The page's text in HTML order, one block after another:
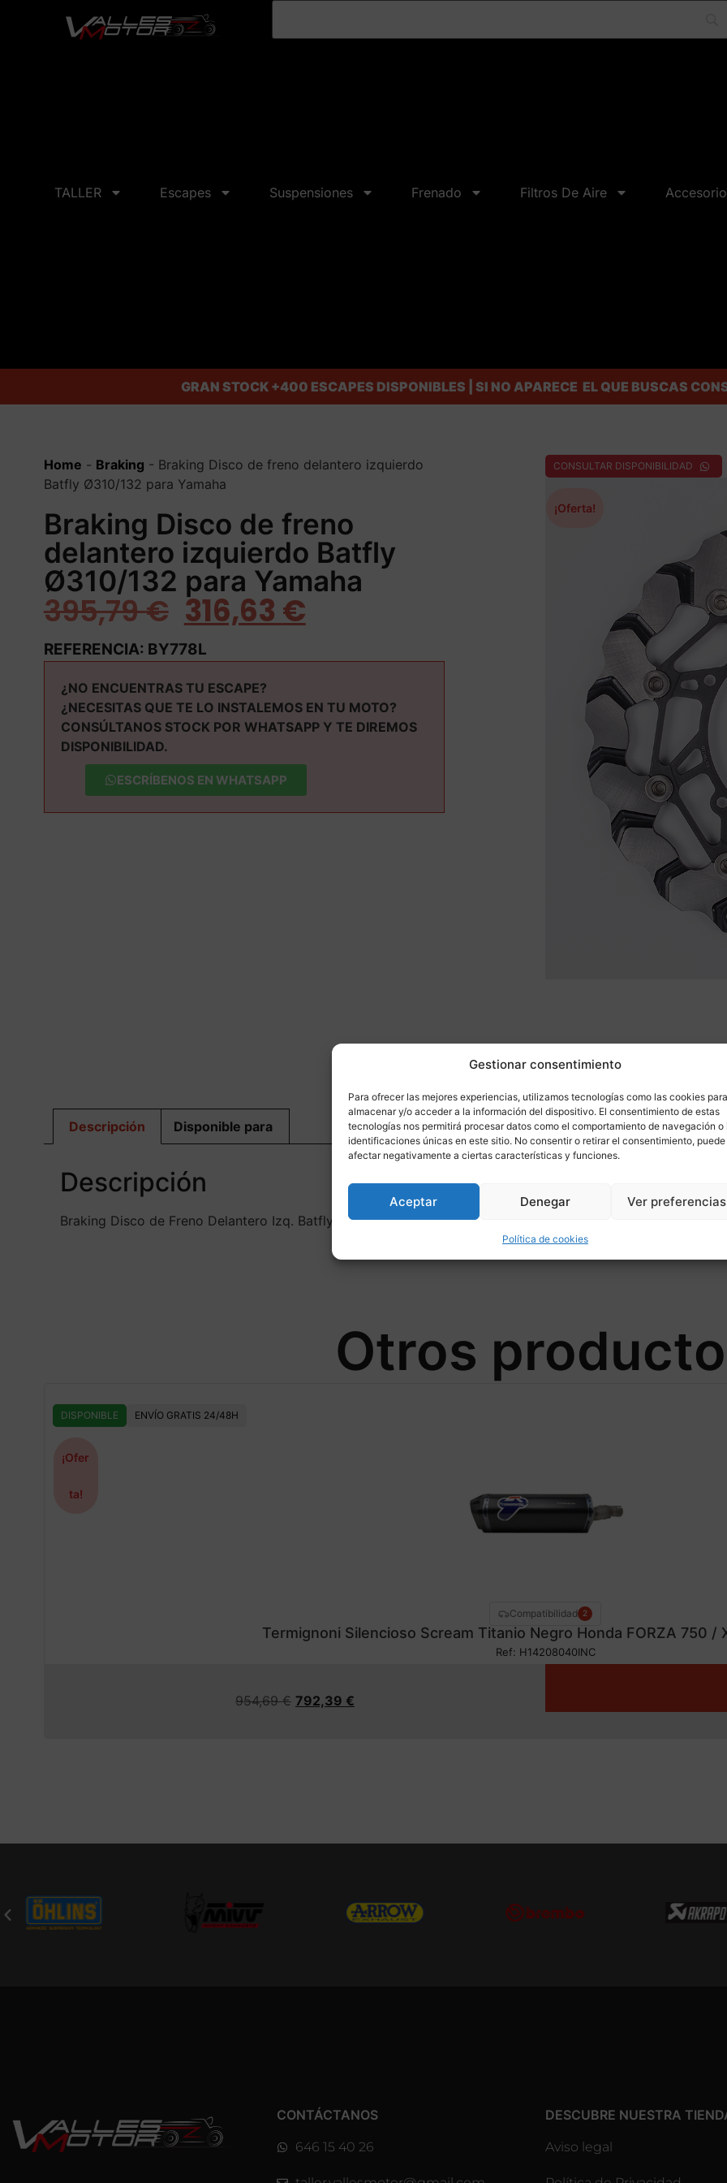
Gestionar consentimiento
Para ofrecer las mejores experiencias, utilizamos tecnologías como las cookies para
almacenar y/o acceder a la información del dispositivo. El consentimiento de estas
tecnologías nos permitirá procesar datos como el comportamiento de navegación o
identificaciones únicas en este sitio. No consentir o retirar el consentimiento, puede
afectar negativamente a ciertas características y funciones.
Aceptar Denegar Ver preferencias
Política de cookies
TALLER Escapes Suspensiones Frenado Filtros De Aire
GRAN STOCK +400 ESCAPES DISPONIBLES | SI NO APARECE EL QUE BUSCAS
Home - Braking - Braking Disco de freno delantero izquierdo
Batfly Ø310/132 para Yamaha
Braking Disco de freno
delantero izquierdo Batfly
Ø310/132 para Yamaha
395,79€ 316,63 €
REFERENCIA: BY778L
¿NO ENCUENTRAS TU ESCAPE?
¿NECESITAS QUE TE LO INSTALEMOS EN TU MOTO?
CONSÚLTANOS STOCK POR WHATSAPP Y TE DIREMOS
DISPONIBILIDAD.
ESCRÍBENOS EN WHATSAPP
CONSULTAR DISPONIBILIDAD
¡Oferta!
Más
Descripción Disponible para
Descripción
Braking Disco de Freno Delantero Izq. Batfly Ø310/132 para YAMAHA
Otros
DISPONIBLE ENVÍO GRATIS 24/48H
¡Ofer
ta!
Compatibilidad 2
Termignoni Silencioso Scream Titanio Negro Honda FORZA 750 /
Ref: H14208040INC
954,69€ 792,39 €
CONTÁCTANOS
646 15 40 26
DESCUBRE NUESTRA
Aviso legal